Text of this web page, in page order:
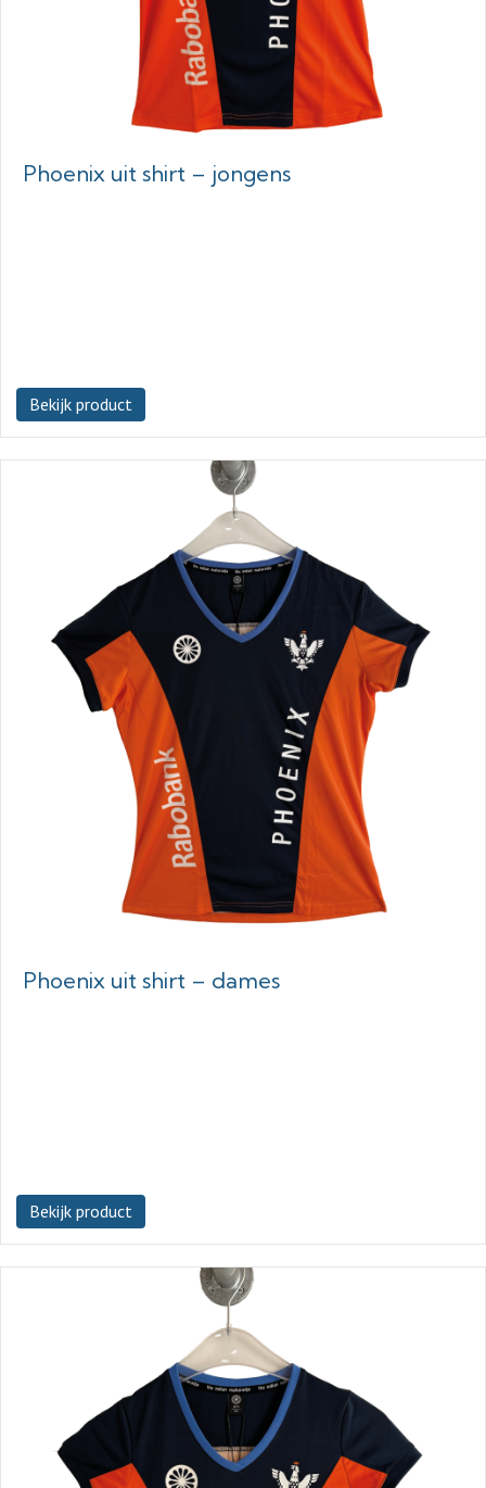
Phoenix uit shirt – jongens
Bekijk product
Phoenix uit shirt – dames
Bekijk product